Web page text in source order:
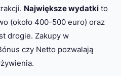
Największe wydatki to
(około 400-500 euro) oraz
drogie. Zakupy w
czy Netto pozwalają